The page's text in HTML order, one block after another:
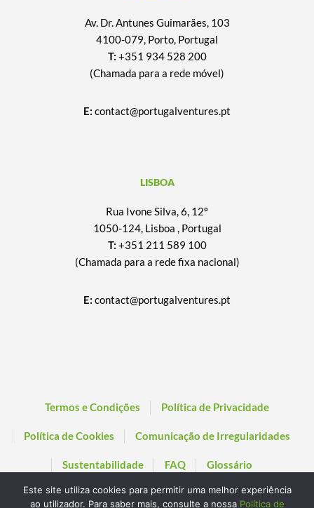
Av. Dr. Antunes Guimarães, 103
4100-079, Porto, Portugal
T: +351 934 528 200
(Chamada para a rede móvel)
E: contact@portugalventures.pt
LISBOA
Rua Ivone Silva, 6, 12º
1050-124, Lisboa , Portugal
T: +351 211 589 100
(Chamada para a rede fixa nacional)
E: contact@portugalventures.pt
Termos e Condições Política de Privacidade
Política de Cookies Comunicação de Irregularidades
Sustentabilidade FAQ Glossário
Este site utiliza cookies para permitir uma melhor experiência
ao utilizador. Para saber mais, consulte a nossa Política de